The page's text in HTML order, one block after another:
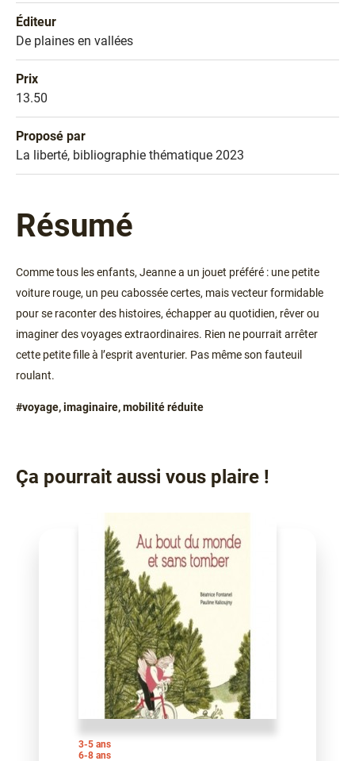
Éditeur
Éditeur
De plaines en vallées
Prix
Prix
13.50
Proposé par
Sélection
La liberté, bibliographie thématique 2023
Résumé
Comme tous les enfants, Jeanne a un jouet préféré : une petite
voiture rouge, un peu cabossée certes, mais vecteur formidable
pour se raconter des histoires, échapper au quotidien, rêver ou
imaginer des voyages extraordinaires. Rien ne pourrait arrêter
cette petite fille à l’esprit aventurier. Pas même son fauteuil
roulant.
#voyage, imaginaire, mobilité réduite
Ça pourrait aussi vous plaire !
3-5 ans
6-8 ans